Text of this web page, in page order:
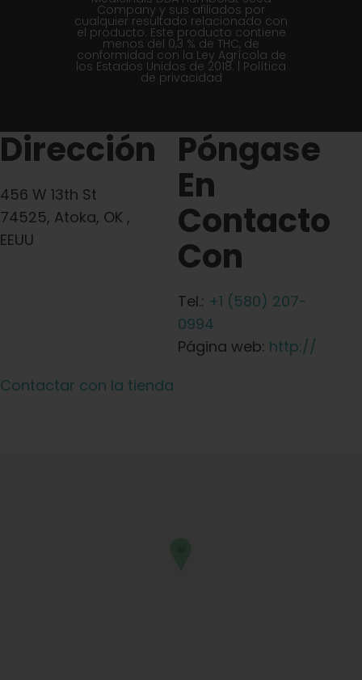
Company y sus afiliados por
cualquier resultado relacionado con
el producto. Este producto contiene
menos del 0,3 % de THC, de
conformidad con la Ley Agrícola de
los Estados Unidos de 2018. | Política
de privacidad
Dirección
456 W 13th St
74525, Atoka, OK ,
EEUU
Póngase
En
Contacto
Con
Tel.: +1 (580) 207-
0994
Página web: http://
Contactar con la tienda